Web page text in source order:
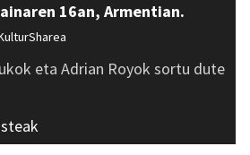
16an, Armentian.
eta Adrian Royok sortu dute